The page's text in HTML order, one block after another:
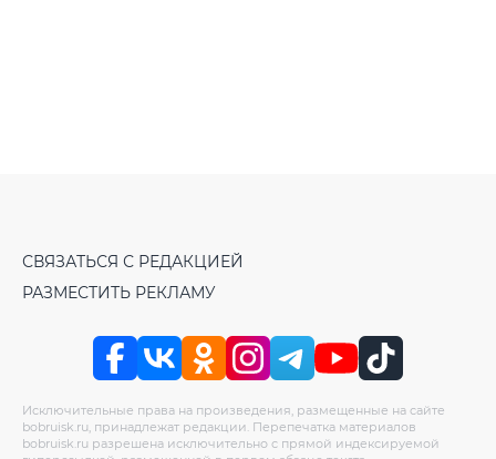
СВЯЗАТЬСЯ С РЕДАКЦИЕЙ
РАЗМЕСТИТЬ РЕКЛАМУ
Исключительные права на произведения, размещенные на сайте
bobruisk.ru, принадлежат редакции. Перепечатка материалов
bobruisk.ru разрешена исключительно с прямой индексируемой